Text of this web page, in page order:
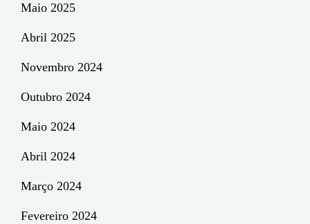
Maio 2025
Abril 2025
Novembro 2024
Outubro 2024
Maio 2024
Abril 2024
Março 2024
Fevereiro 2024